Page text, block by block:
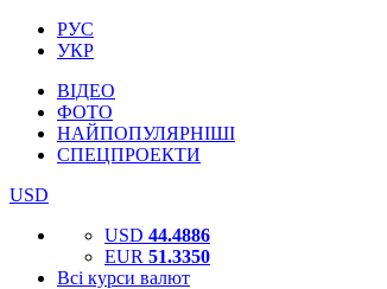
РУС
УКР
ВІДЕО
ФОТО
НАЙПОПУЛЯРНІШІ
СПЕЦПРОЕКТИ
USD
USD 44.4886
EUR 51.3350
Всі курси валют